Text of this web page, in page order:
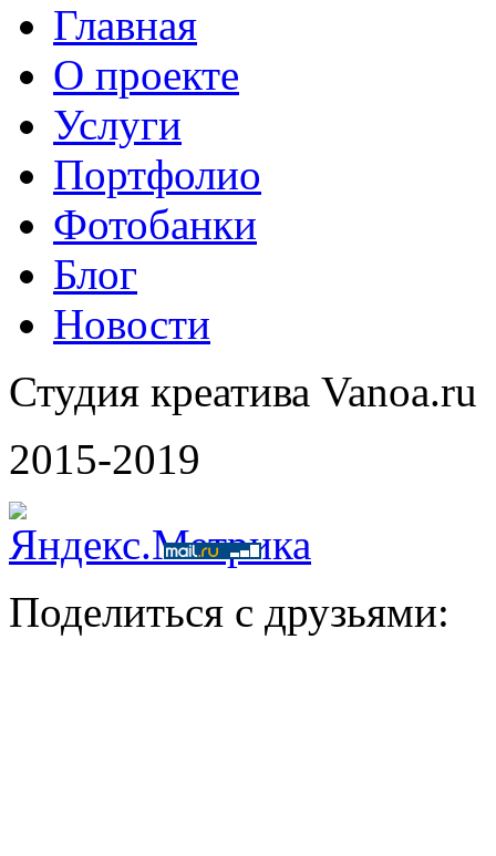
Главная
О проекте
Услуги
Портфолио
Фотобанки
Блог
Новости
Студия креатива Vanoa.ru
2015-2019
Поделиться с друзьями: